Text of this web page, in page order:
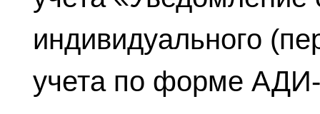
индивидуального
учета по форме